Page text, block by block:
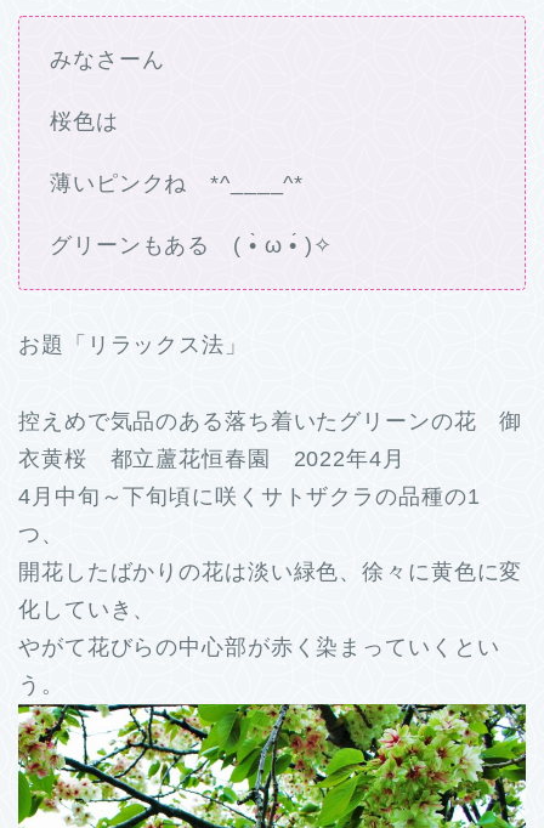
みなさーん
桜色は
薄いピンクね *^____^*
グリーンもある ( •̀ ω •́ )✧
お題「リラックス法」
控えめで気品のある落ち着いたグリーンの花 御
衣黄桜 都立蘆花恒春園 2022年4月
4月中旬～下旬頃に咲くサトザクラの品種の1
つ、
開花したばかりの花は淡い緑色、徐々に黄色に変
化していき、
やがて花びらの中心部が赤く染まっていくとい
う。